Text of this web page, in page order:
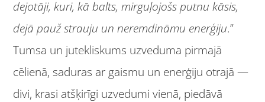
dejotāji, kuri, kā balts, mirguļojošs putnu kāsis,
dejā pauž strauju un neremdināmu enerģiju.”
Tumsa un jutekliskums uzveduma pirmajā
cēlienā, saduras ar gaismu un enerģiju otrajā —
divi, krasi atšķirīgi uzvedumi vienā, piedāvā